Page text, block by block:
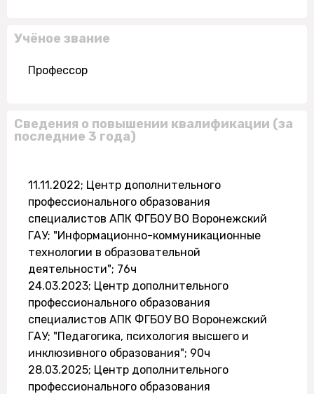
Учёное звание
Профессор
Сведения о повышении квалификации (за
последние 3 года)
11.11.2022; Центр дополнительного
профессионального образования
специалистов АПК ФГБОУ ВО Воронежский
ГАУ; "Информационно-коммуникационные
технологии в образовательной
деятельности"; 76ч
24.03.2023; Центр дополнительного
профессионального образования
специалистов АПК ФГБОУ ВО Воронежский
ГАУ; "Педагогика, психология высшего и
инклюзивного образования"; 90ч
28.03.2025; Центр дополнительного
профессионального образования